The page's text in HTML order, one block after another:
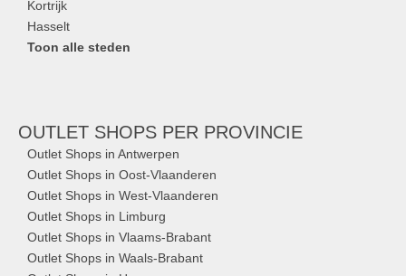
Kortrijk
Hasselt
Toon alle steden
OUTLET SHOPS PER PROVINCIE
Outlet Shops in Antwerpen
Outlet Shops in Oost-Vlaanderen
Outlet Shops in West-Vlaanderen
Outlet Shops in Limburg
Outlet Shops in Vlaams-Brabant
Outlet Shops in Waals-Brabant